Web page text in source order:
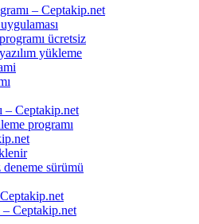
– Ceptakip.net
ücretsiz
yükleme
– Ceptakip.net
programı
deneme sürümü
– Ceptakip.net